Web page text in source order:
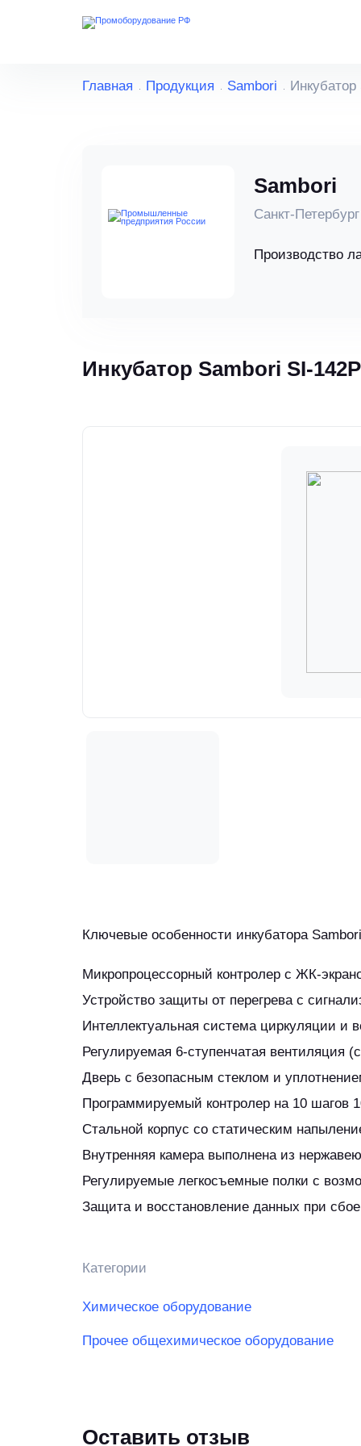
Главная Продукция Sambori
Sambori
Санкт-Петербург
Производство
Инкубатор Sambori SI-
Ключевые особенности инкубатора
Микропроцессорный контролер с ЖК-
Устройство защиты от перегрева с
Интеллектуальная система циркуляции и
Регулируемая 6-ступенчатая вентиляция
Дверь с безопасным стеклом и
Программируемый контролер на 10 шагов
Стальной корпус со статическим
Внутренняя камера выполнена из
Регулируемые легкосъемные полки с
Защита и восстановление данных при
Категории
Химическое оборудование
Прочее общехимическое оборудование
Оставить отзыв